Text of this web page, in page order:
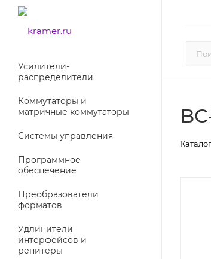
Усилители-
раcпределители
Коммутаторы и
матричные коммутаторы
Системы управления
Программное
обеспечение
Преобразователи
форматов
Удлинители
интерфейсов и
репитеры
Каталог